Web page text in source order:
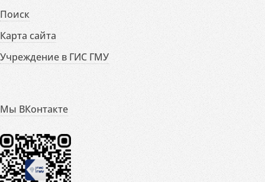
Поиск
Карта сайта
Учреждение в ГИС ГМУ
Мы ВКонтакте